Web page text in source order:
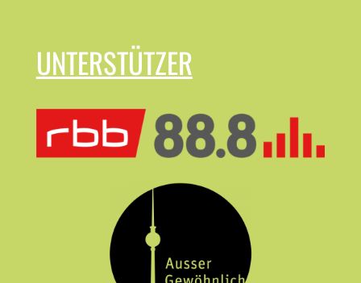
UNTERSTÜTZER